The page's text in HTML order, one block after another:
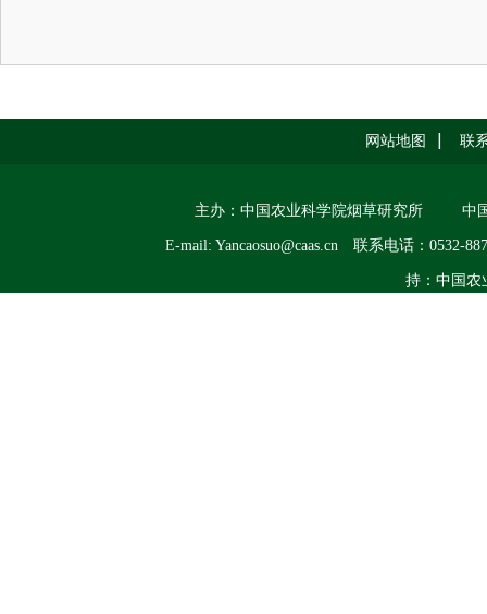
网站地图 联
主办：中国农业科学院烟草研究所 中
E-mail: Yancaosuo@caas.cn 联系电话：0532-
持：中国农